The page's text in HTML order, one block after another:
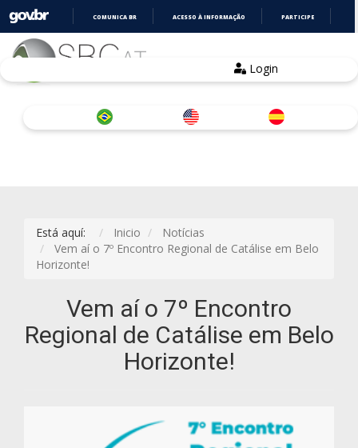
COMUNICA BR ACESSO À INFORMAÇÃO PARTICIPE
Login
Está aquí: Inicio
Notícias
Vem aí o 7º Encontro Regional de Catálise em Belo
Horizonte!
Vem aí o 7º Encontro
Regional de Catálise em Belo
Horizonte!